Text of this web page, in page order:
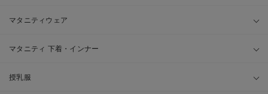
マタニティウェア
マタニティ 下着・インナー
授乳服